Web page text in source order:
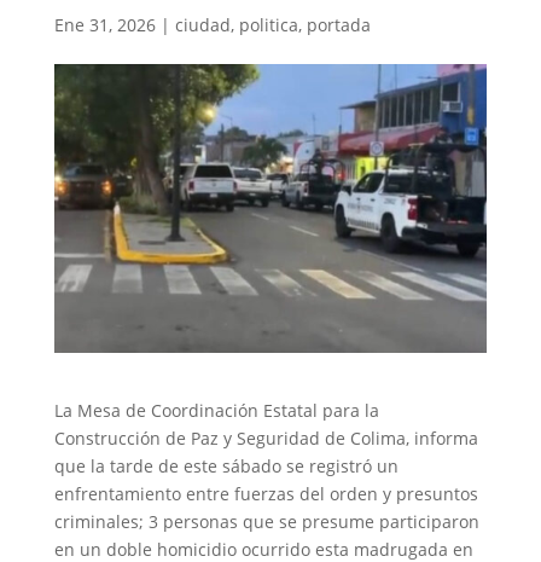
Ene 31, 2026| ciudad, politica, portada
La Mesa de Coordinación Estatal para la
Construcción de Paz y Seguridad de Colima, informa
que la tarde de este sábado se registró un
enfrentamiento entre fuerzas del orden y presuntos
criminales; 3 personas que se presume participaron
en un doble homicidio ocurrido esta madrugada en